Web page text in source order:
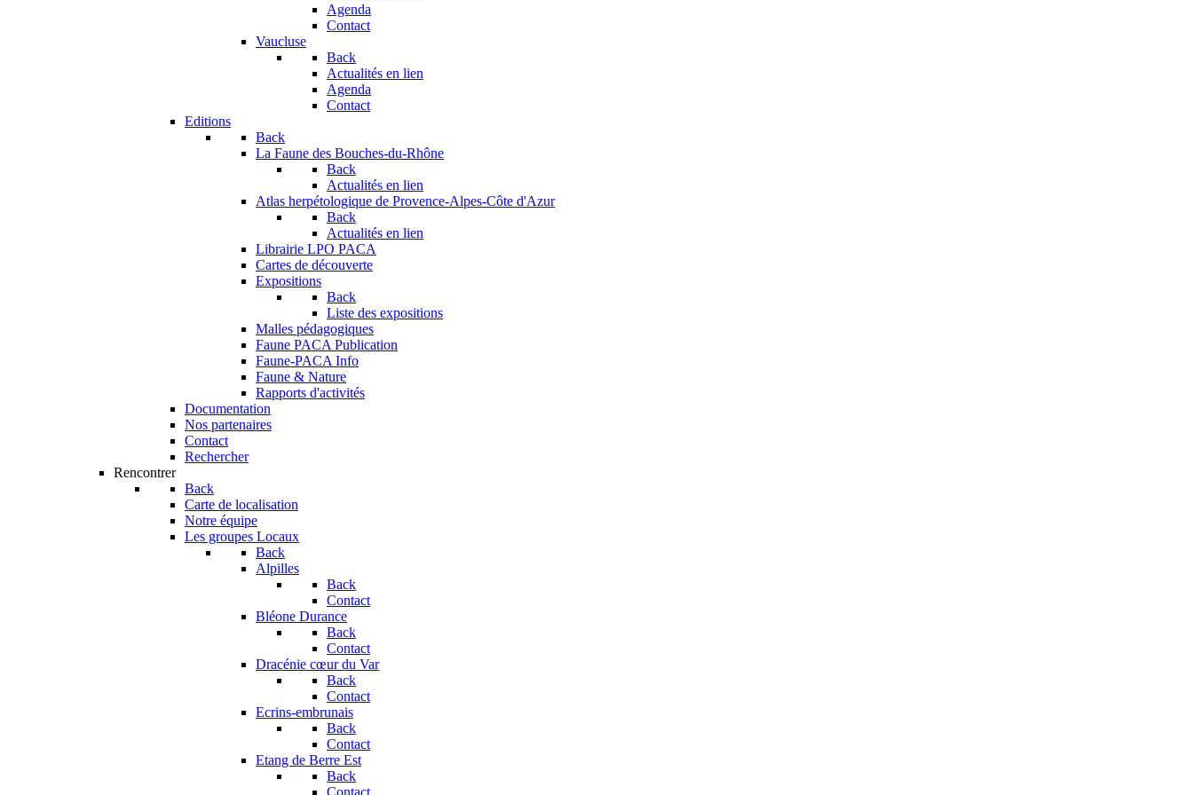
Agenda
Contact
Vaucluse
Back
Actualités en lien
Agenda
Contact
Editions
Back
La Faune des Bouches-du-Rhône
Back
Actualités en lien
Atlas herpétologique de Provence-Alpes-Côte d'Azur
Back
Actualités en lien
Librairie LPO PACA
Cartes de découverte
Expositions
Back
Liste des expositions
Malles pédagogiques
Faune PACA Publication
Faune-PACA Info
Faune & Nature
Rapports d'activités
Documentation
Nos partenaires
Contact
Rechercher
Rencontrer
Back
Carte de localisation
Notre équipe
Les groupes Locaux
Back
Alpilles
Back
Contact
Bléone Durance
Back
Contact
Dracénie cœur du Var
Back
Contact
Ecrins-embrunais
Back
Contact
Etang de Berre Est
Back
Contact